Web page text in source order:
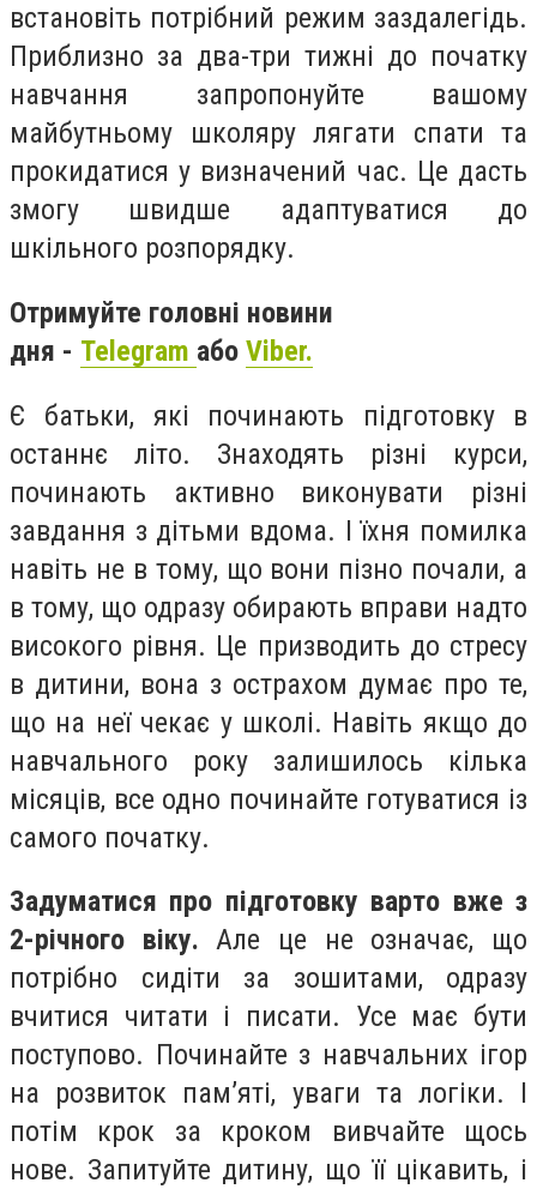
встановіть потрібний режим заздалегідь.
Приблизно за два-три тижні до початку
навчання запропонуйте вашому
майбутньому школяру лягати спати та
прокидатися у визначений час. Це дасть
змогу швидше адаптуватися до
шкільного розпорядку.
Отримуйте головні новини
дня - Telegram або Viber.
Є батьки, які починають підготовку в
останнє літо. Знаходять різні курси,
починають активно виконувати різні
завдання з дітьми вдома. І їхня помилка
навіть не в тому, що вони пізно почали, а
в тому, що одразу обирають вправи надто
високого рівня. Це призводить до стресу
в дитини, вона з острахом думає про те,
що на неї чекає у школі. Навіть якщо до
навчального року залишилось кілька
місяців, все одно починайте готуватися із
самого початку.
Задуматися про підготовку варто вже з
2-річного віку. Але це не означає, що
потрібно сидіти за зошитами, одразу
вчитися читати і писати. Усе має бути
поступово. Починайте з навчальних ігор
на розвиток пам’яті, уваги та логіки. І
потім крок за кроком вивчайте щось
нове. Запитуйте дитину, що її цікавить, і